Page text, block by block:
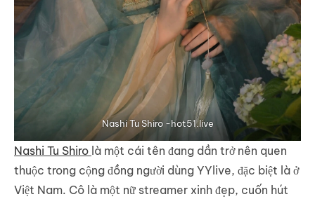
Nashi Tu Shiro -hot51.live
Nashi Tu Shiro là một cái tên đang dần trở nên quen
thuộc trong cộng đồng người dùng YYlive, đặc biệt là ở
Việt Nam. Cô là một nữ streamer xinh đẹp, cuốn hút